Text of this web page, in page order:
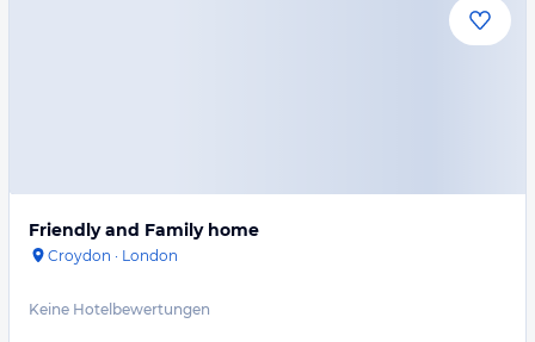
Friendly and Family home
Croydon · London
Keine Hotelbewertungen